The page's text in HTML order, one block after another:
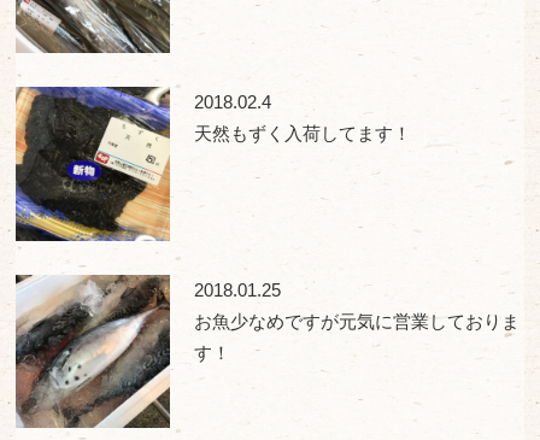
2018.02.4
天然もずく入荷してます！
2018.01.25
お魚少なめですが元気に営業しておりま
す！